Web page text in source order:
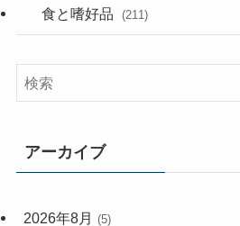
(282)
(33)
(56)
食と嗜好品 (211)
アーカイブ
2026年8月 (5)